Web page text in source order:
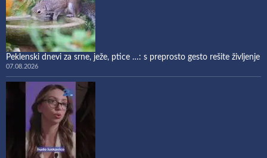
Peklenski dnevi za srne, ježe, ptice …: s preprosto gesto rešite življenje
07.08.2026